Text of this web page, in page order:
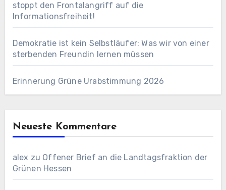
stoppt den Frontalangriff auf die
Informationsfreiheit!
Demokratie ist kein Selbstläufer: Was wir von einer
sterbenden Freundin lernen müssen
Erinnerung Grüne Urabstimmung 2026
Neueste Kommentare
alex zu Offener Brief an die Landtagsfraktion der
Grünen Hessen